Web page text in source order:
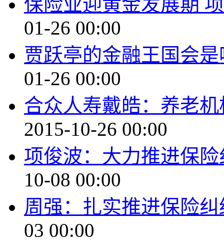
01-26 00:00
贾跃亭的金融王国会
01-26 00:00
合众人寿戴皓：养老
2015-10-26 00:00
项俊波：大力推进保
10-08 00:00
周强：扎实推进保险
03 00:00